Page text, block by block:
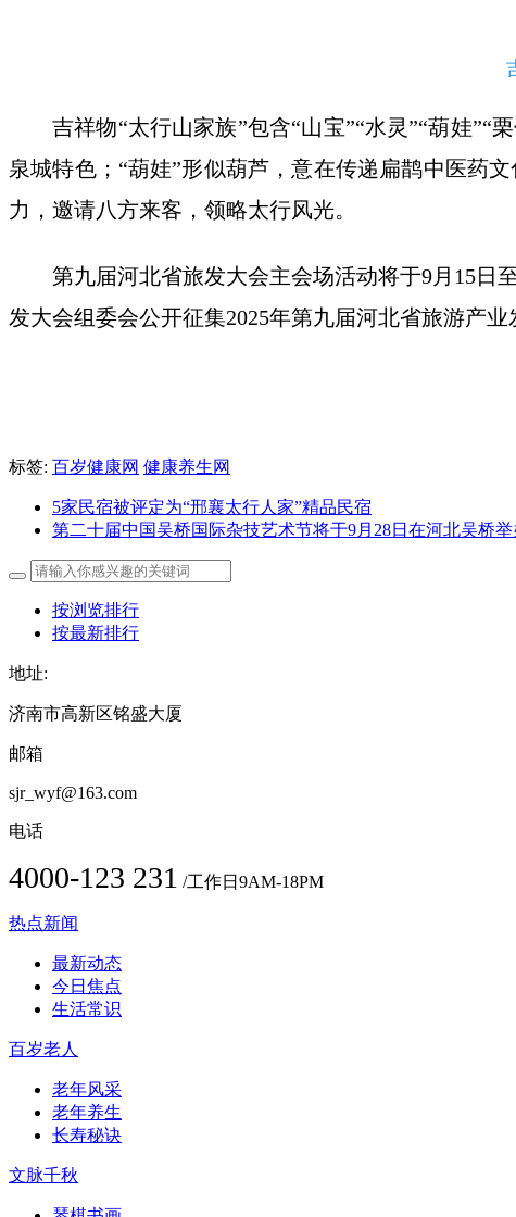
吉祥物“太行山家族”包含“山宝”“水灵”“葫娃
泉城特色；“葫娃”形似葫芦，意在传递扁鹊中医药
力，邀请八方来客，领略太行风光。
第九届河北省旅发大会主会场活动将于9月15日
发大会组委会公开征集2025年第九届河北省旅游产
标签: 百岁健康网 健康养生网
5家民宿被评定为“邢襄太行人家”精品民宿
第二十届中国吴桥国际杂技艺术节将于9月28日在河北吴桥举
按浏览排行
按最新排行
地址:
济南市高新区铭盛大厦
邮箱
sjr_wyf@163.com
电话
4000-123 231 /工作日9AM-18PM
热点新闻
最新动态
今日焦点
生活常识
百岁老人
老年风采
老年养生
长寿秘诀
文脉千秋